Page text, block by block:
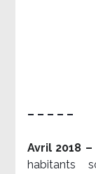
– – – – –
Avril 2018
habitants